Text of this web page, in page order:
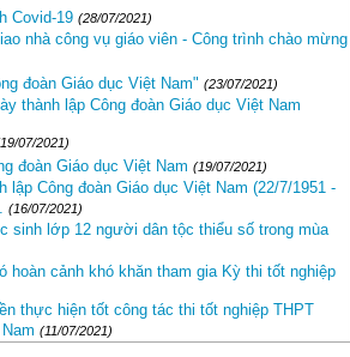
Covid-19 (28/07/2021)
nhà công vụ giáo viên - Công trình chào mừng
đoàn Giáo dục Việt Nam" (23/07/2021)
thành lập Công đoàn Giáo dục Việt Nam
07/2021)
đoàn Giáo dục Việt Nam (19/07/2021)
Công đoàn Giáo dục Việt Nam (22/7/1951 -
(16/07/2021)
sinh lớp 12 người dân tộc thiểu số trong mùa
cảnh khó khăn tham gia Kỳ thi tốt nghiệp
thực hiện tốt công tác thi tốt nghiệp THPT
(11/07/2021)